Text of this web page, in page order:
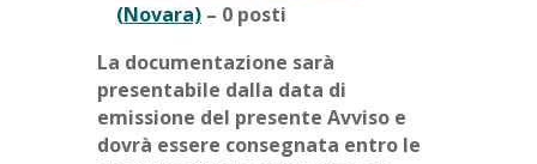
(Novara) – 0 posti
La documentazione sarà
presentabile dalla data di
emissione del presente Avviso e
dovrà essere consegnata entro le